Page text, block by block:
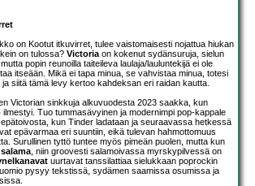
on Kootut itkuvirret, tulee vaistomaisesti nojattua hiukan
on tulossa? Victoria on kokenut sydänsuruja, sielun
popin reunoilla taiteileva laulaja/lauluntekijä ei ole
itseään. Mikä ei tapa minua, se vahvistaa minua, totesi
siitä tämä levy kertoo kahdeksan eri raidan kautta.
Victorian sinkkuja alkuvuodesta 2023 saakka, kun
ilmestyi. Tuo tummasävyinen ja modernimpi pop-kappale
kun Tinder ladataan ja seuraavassa hetkessä
epävarmaa eri suuntiin, eikä tulevan hahmottomuus
Surullinen tyttö tuntee myös pimeän puolen, mutta kun
, niin groovesti salamoivassa myrskypilvessä on
uurtavat tanssilattiaa sielukkaan poprockin
pysyy tekstissä, sydämen saamissa osumissa ja